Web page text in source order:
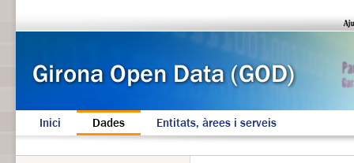
Inici Dades Entitats, àrees i serveis